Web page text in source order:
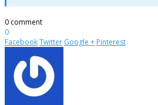
0 comment
0
FacebookTwitter Google + Pinterest